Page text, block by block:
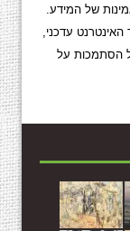
של המידע.
עדכני,
הסתמכות על